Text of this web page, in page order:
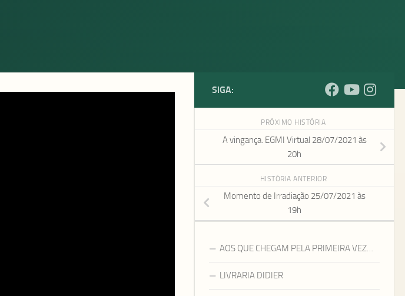
SIGA:
PRÓXIMO HISTÓRIA
A vingança. EGMI Virtual 28/07/2021 às
20h
HISTÓRIA ANTERIOR
Momento de Irradiação 25/07/2021 às
19h
AOS QUE CHEGAM PELA PRIMEIRA VEZ…
LIVRARIA DIDIER